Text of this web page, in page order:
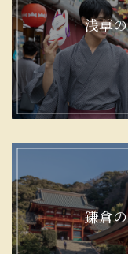
浅草
鎌倉